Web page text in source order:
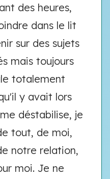
des heures,
dans le lit
sur des sujets
mais toujours
totalement
y avait lors
déstabilise, je
tout, de moi,
notre relation,
moi. Je ne